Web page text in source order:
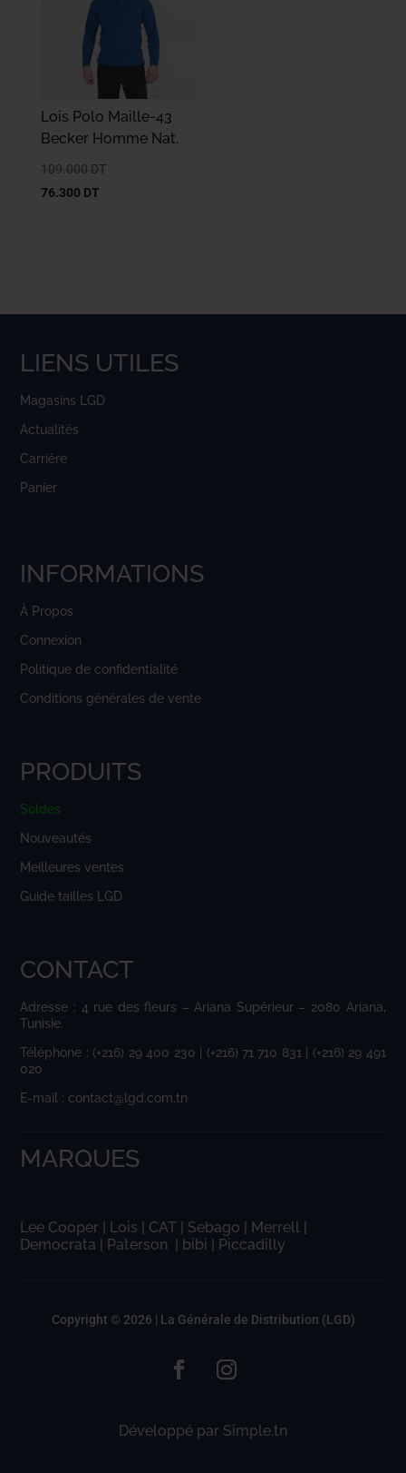
Lois Polo Maille-43
Becker Homme Nat.
109.000 DT
76.300 DT
LIENS UTILES
Magasins LGD
Actualités
Carrière
Panier
INFORMATIONS
À Propos
Connexion
Politique de confidentialité
Conditions générales de vente
PRODUITS
Soldes
Nouveautés
Meilleures ventes
Guide tailles LGD
CONTACT
Adresse : 4 rue des fleurs – Ariana Supérieur – 2080 Ariana,
Tunisie.
Téléphone : (+216) 29 400 230 | (+216) 71 710 831 | (+216) 29 491
020
E-mail : contact@lgd.com.tn
MARQUES
Lee Cooper | Lois | CAT | Sebago | Merrell |
Democrata | Paterson | bibi | Piccadilly
Copyright © 2026 | La Générale de Distribution (LGD)
Développé par Simple.tn